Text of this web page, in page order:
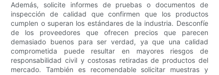
Además, solicite informes de pruebas o documentos de
inspección de calidad que confirmen que los productos
cumplen o superan los estándares de la industria. Desconfíe
de los proveedores que ofrecen precios que parecen
demasiado buenos para ser verdad, ya que una calidad
comprometida puede resultar en mayores riesgos de
responsabilidad civil y costosas retiradas de productos del
mercado. También es recomendable solicitar muestras y